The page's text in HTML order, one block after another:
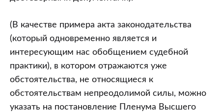
(В качестве примера акта законодательства
(который одновременно является и
интересующим нас обобщением судебной
практики), в котором отражаются уже
обстоятельства, не относящиеся к
обстоятельствам непреодолимой силы, можно
указать на постановление Пленума Высшего